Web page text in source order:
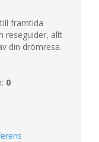
framtida
reseguider, allt
din drömresa.
0